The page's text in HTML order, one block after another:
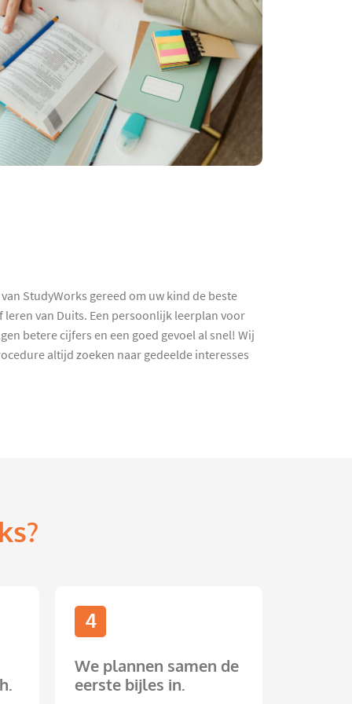
StudyWorks gereed om uw kind de beste
van Duits. Een persoonlijk leerplan voor
betere cijfers en een goed gevoel al snel! Wij
altijd zoeken naar gedeelde interesses
4
We plannen samen de
eerste bijles in.